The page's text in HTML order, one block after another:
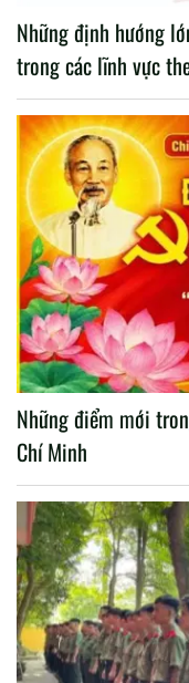
Những định hướng
trong các lĩnh vực
Những điểm mới
Chí Minh